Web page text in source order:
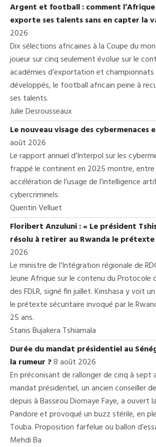
Argent et football : comment l’Afrique
exporte ses talents sans en capter la
2026
Dix sélections africaines à la Coupe du
joueur sur cinq seulement évolue sur le
académies d’exportation et championnats
développés, le football africain peine à
ses talents.
Julie Desrousseaux
Le nouveau visage des cybermenaces
août 2026
Le rapport annuel d’Interpol sur les
frappé le continent en 2025 montre, entre
accélération de l’usage de l’intelligence
cybercriminels.
Quentin Velluet
Floribert Anzuluni : « Le président
résolu à retirer au Rwanda le prétexte
2026
Le ministre de l’Intégration régionale de
Jeune Afrique sur le contenu du Protocole
des FDLR, signé fin juillet. Kinshasa y voit
le prétexte sécuritaire invoqué par le
25 ans.
Stanis Bujakera Tshiamala
Durée du mandat présidentiel au
la rumeur ?8 août 2026
En préconisant de rallonger de cinq à sept
mandat présidentiel, un ancien conseiller
depuis à Bassirou Diomaye Faye, a ouvert
Pandore et provoqué un buzz stérile, en
Touba. Proposition farfelue ou ballon
Mehdi Ba